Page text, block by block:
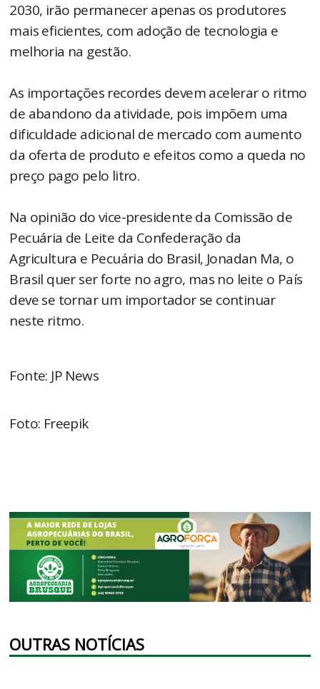
2030, irão permanecer apenas os produtores
mais eficientes, com adoção de tecnologia e
melhoria na gestão.
As importações recordes devem acelerar o ritmo
de abandono da atividade, pois impõem uma
dificuldade adicional de mercado com aumento
da oferta de produto e efeitos como a queda no
preço pago pelo litro.
Na opinião do vice-presidente da Comissão de
Pecuária de Leite da Confederação da
Agricultura e Pecuária do Brasil, Jonadan Ma, o
Brasil quer ser forte no agro, mas no leite o País
deve se tornar um importador se continuar
neste ritmo.
Fonte: JP News
Foto: Freepik
OUTRAS NOTÍCIAS